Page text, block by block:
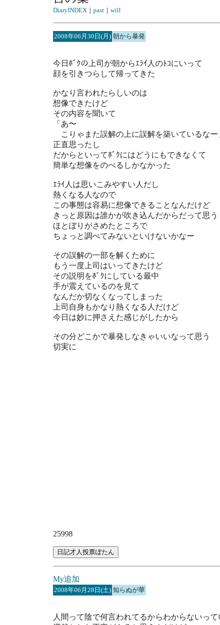
DiaryINDEX｜ past｜ will
2008年06月30日(月) 朝から暴発
今日ﾎﾞｸの上司が朝からｴﾗｲ人のﾄｺにいって
顔を引きつらして帰ってきた
かなり言われたらしいのは
想像できたけど
その内容を聞いて
「あ〜
こりゃまた誤解の上に誤解を築いているなー
正直思ったし
だからといってﾎﾞｸにはどうにもできなくて
簡単な想像をのべるしかなかった
ｴﾗｲ人は思いこみやすい人だし
熱くなる人なので
この事態は容易に想像できることなんだけど
きっと原因は誰かが吹き込んだからだって思う
ほとぼりがさめたところで
ちょっと調べてみないといけないかなー
その誤解の一部を解くために
もう一度上司はいってきたけど
その説明をﾎﾞｸにしている最中
手が震えているのを見て
なんだか切なくなってしまった
上司自身もかなり熱くなる人だけど
今日は妙に押さえた感じがしたから
その分どこかで暴発しなきゃいいなって思う
切実に
25998
My追加
2008年06月28日(土) 知らぬが華
人間って陰で何言われてるからわからないって